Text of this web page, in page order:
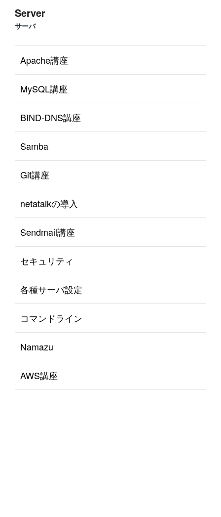
Server
サーバ
Apache講座
MySQL講座
BIND-DNS講座
Samba
Git講座
netatalkの導入
Sendmail講座
セキュリティ
各種サーバ設定
コマンドライン
Namazu
AWS講座